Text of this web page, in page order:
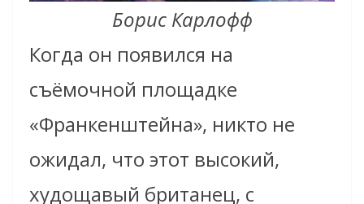
Борис Карлофф
Когда он появился на
съёмочной площадке
«Франкенштейна», никто не
ожидал, что этот высокий,
худощавый британец, с